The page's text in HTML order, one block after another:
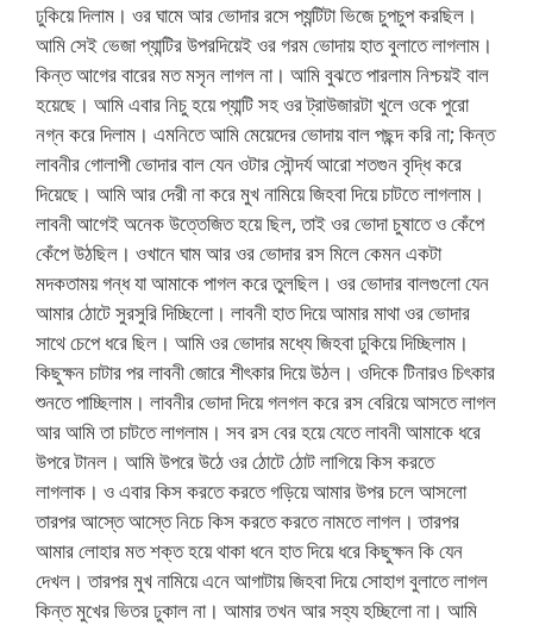
ঢুকিয়ে দিলাম। ওর ঘামে আর ভোদার রসে প্যন্টিটা ভিজে চুপচুপ করছিল।
আমি সেই ভেজা প্যান্টির উপরদিয়েই ওর গরম ভোদায় হাত বুলাতে লাগলাম।
কিন্ত আগের বারের মত মসৃন লাগল না। আমি বুঝতে পারলাম নিশ্চয়ই বাল
হয়েছে। আমি এবার নিচু হয়ে প্যান্টি সহ ওর ট্রাউজারটা খুলে ওকে পুরো
নগ্ন করে দিলাম। এমনিতে আমি মেয়েদের ভোদায় বাল পছন্দ করি না; কিন্ত
লাবনীর গোলাপী ভোদার বাল যেন ওটার সৌন্দর্য আরো শতগুন বৃদ্ধি করে
দিয়েছে। আমি আর দেরী না করে মুখ নামিয়ে জিহবা দিয়ে চাটতে লাগলাম।
লাবনী আগেই অনেক উত্তেজিত হয়ে ছিল, তাই ওর ভোদা চুষাতে ও কেঁপে
কেঁপে উঠছিল। ওখানে ঘাম আর ওর ভোদার রস মিলে কেমন একটা
মদকতাময় গন্ধ যা আমাকে পাগল করে তুলছিল। ওর ভোদার বালগুলো যেন
আমার ঠোটে সুরসুরি দিচ্ছিলো। লাবনী হাত দিয়ে আমার মাথা ওর ভোদার
সাথে চেপে ধরে ছিল। আমি ওর ভোদার মধ্যে জিহবা ঢুকিয়ে দিচ্ছিলাম।
কিছুক্ষন চাটার পর লাবনী জোরে শীৎকার দিয়ে উঠল। ওদিকে টিনারও চিৎকার
শুনতে পাচ্ছিলাম। লাবনীর ভোদা দিয়ে গলগল করে রস বেরিয়ে আসতে লাগল
আর আমি তা চাটতে লাগলাম। সব রস বের হয়ে যেতে লাবনী আমাকে ধরে
উপরে টানল। আমি উপরে উঠে ওর ঠোটে ঠোট লাগিয়ে কিস করতে
লাগলাক। ও এবার কিস করতে করতে গড়িয়ে আমার উপর চলে আসলো
তারপর আস্তে আস্তে নিচে কিস করতে করতে নামতে লাগল। তারপর
আমার লোহার মত শক্ত হয়ে থাকা ধনে হাত দিয়ে ধরে কিছুক্ষন কি যেন
দেখল। তারপর মুখ নামিয়ে এনে আগাটায় জিহবা দিয়ে সোহাগ বুলাতে লাগল
কিন্ত মুখের ভিতর ঢুকাল না। আমার তখন আর সহ্য হচ্ছিলো না। আমি